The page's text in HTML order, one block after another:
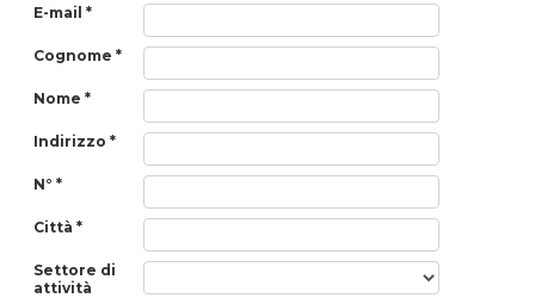
E-mail *
Cognome *
Nome *
Indirizzo *
N° *
Città *
Settore di
attività